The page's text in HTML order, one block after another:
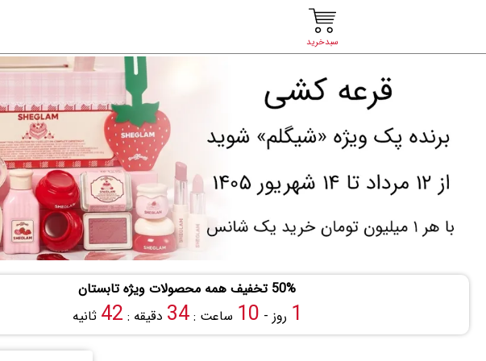
سبدخرید
50% تخفیف همه محصولات ویژه تابستان
1 روز - 10 ساعت :34 دقیقه : 41 ثانیه